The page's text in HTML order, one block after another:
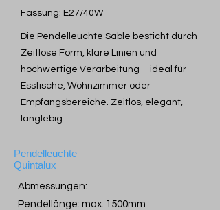
Fassung: E27/40W
Die Pendelleuchte Sable besticht durch
Zeitlose Form, klare Linien und
hochwertige Verarbeitung – ideal für
Esstische, Wohnzimmer oder
Empfangsbereiche. Zeitlos, elegant,
langlebig.
Pendelleuchte
Quintalux
Abmessungen:
Pendellänge: max. 1500mm